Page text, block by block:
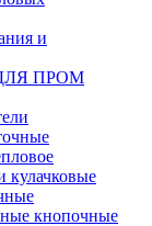
и
ПРОМ
кулачковые
кнопочные